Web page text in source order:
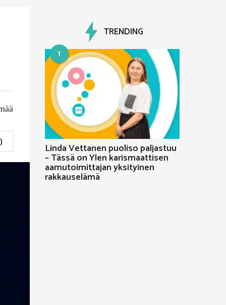
TRENDING
1
Linda Vettanen puoliso paljastuu
– Tässä on Ylen karismaattisen
aamutoimittajan yksityinen
rakkauselämä